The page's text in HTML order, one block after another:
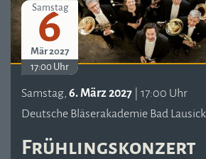
Samstag
6
Mär 2027
17:00 Uhr
Samstag, 6. März 2027 | 17:00 Uhr
Deutsche Bläserakademie Bad Lausick
Frühlingskonzert